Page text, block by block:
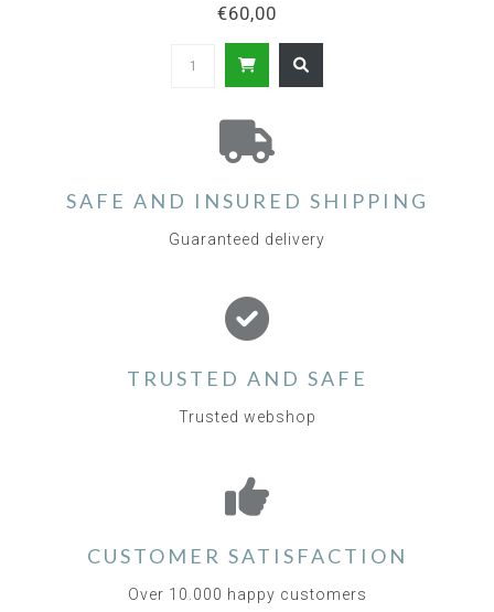
€60,00
SAFE AND INSURED SHIPPING
Guaranteed delivery
TRUSTED AND SAFE
Trusted webshop
CUSTOMER SATISFACTION
Over 10.000 happy customers